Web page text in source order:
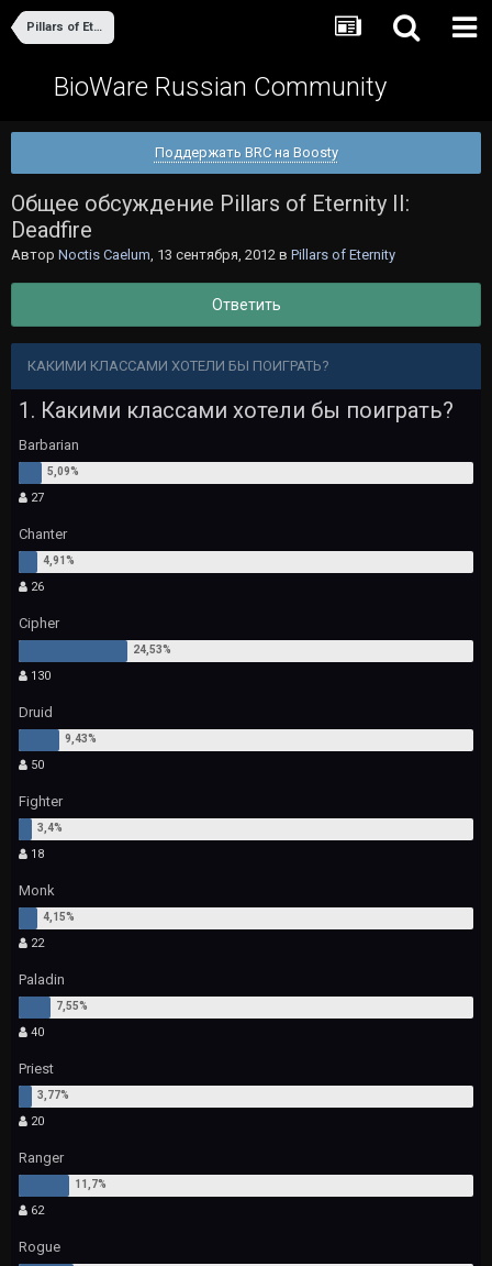
Pillars of Eternity
BioWare Russian Community
Поддержать BRC на Boosty
Общее обсуждение Pillars of Eternity II:
Deadfire
Автор Noctis Caelum, 13 сентября, 2012 в Pillars of Eternity
Ответить
КАКИМИ КЛАССАМИ ХОТЕЛИ БЫ ПОИГРАТЬ?
1. Какими классами хотели бы поиграть?
Barbarian
27
Chanter
26
Cipher
130
Druid
50
Fighter
18
Monk
22
Paladin
40
Priest
20
Ranger
62
Rogue